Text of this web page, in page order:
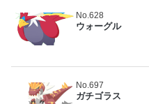
No.628
ウォーグル
No.697
ガチゴラス